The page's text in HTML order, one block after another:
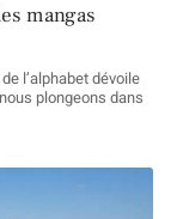
mangas
l’alphabet dévoile
plongeons dans